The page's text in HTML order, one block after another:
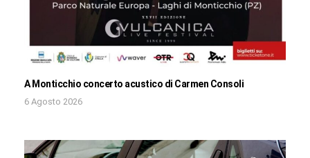
A Monticchio concerto acustico di Carmen Consoli
6 Agosto 2026